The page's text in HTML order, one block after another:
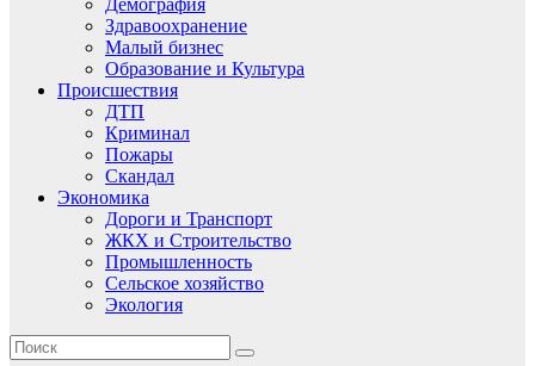
Демография
Здравоохранение
Малый бизнес
Образование и Культура
Происшествия
ДТП
Криминал
Пожары
Скандал
Экономика
Дороги и Транспорт
ЖКХ и Строительство
Промышленность
Сельское хозяйство
Экология